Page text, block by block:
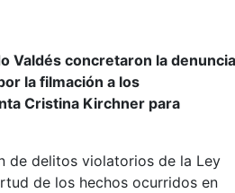
Valdés concretaron la denuncia
la filmación a los
Cristina Kirchner para
de delitos violatorios de la Ley
de los hechos ocurridos en